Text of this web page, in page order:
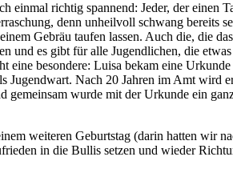
richtig spannend: Jeder, der einen
denn unheilvoll schwang bereits
Gebräu taufen lassen. Auch die, die
und es gibt für alle Jugendlichen, die
besondere: Luisa bekam eine
Jugendwart. Nach 20 Jahren im Amt
wurde mit der Urkunde ein
weiteren Geburtstag (darin hatten wir
in die Bullis setzen und wieder